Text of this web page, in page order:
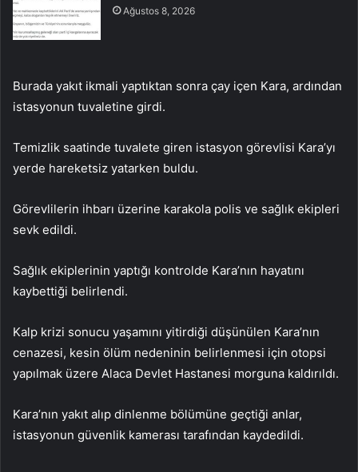
Ağustos 8, 2026
Burada yakıt ikmali yaptıktan sonra çay içen Kara, ardından
istasyonun tuvaletine girdi.
Temizlik saatinde tuvalete giren istasyon görevlisi Kara’yı
yerde hareketsiz yatarken buldu.
Görevlilerin ihbarı üzerine karakola polis ve sağlık ekipleri
sevk edildi.
Sağlık ekiplerinin yaptığı kontrolde Kara’nın hayatını
kaybettiği belirlendi.
Kalp krizi sonucu yaşamını yitirdiği düşünülen Kara’nın
cenazesi, kesin ölüm nedeninin belirlenmesi için otopsi
yapılmak üzere Alaca Devlet Hastanesi morguna kaldırıldı.
Kara’nın yakıt alıp dinlenme bölümüne geçtiği anlar,
istasyonun güvenlik kamerası tarafından kaydedildi.